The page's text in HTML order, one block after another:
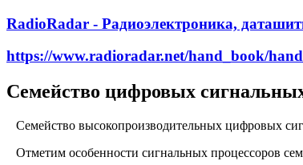
RadioRadar - Радиоэлектроника,
https://www.radioradar.net/hand_book/
Семейство цифровых
Семейство высокопроизводительных цифровых
Отметим особенности сигнальных процессоров